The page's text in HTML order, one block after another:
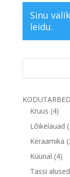
Sinu
leidu.
KODUTARBED
Kruus 44
Lõikelauad
Keraamika
Küünal 44
Tassi alused